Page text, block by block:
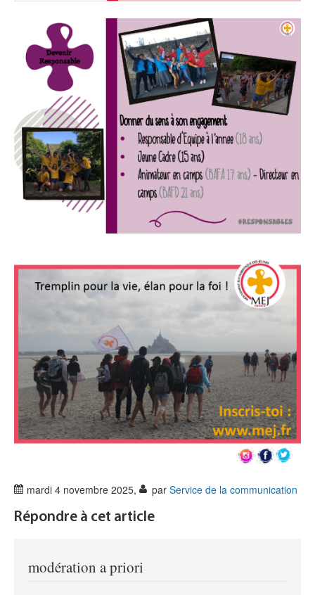
mardi 4 novembre 2025, par Service de la communication
Répondre à cet article
modération a priori